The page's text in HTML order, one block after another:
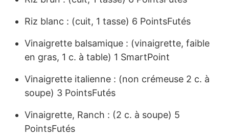
Riz blanc : (cuit, 1 tasse) 6 PointsFutés
Vinaigrette balsamique : (vinaigrette, faible
en gras, 1 c. à table) 1 SmartPoint
Vinaigrette italienne : (non crémeuse 2 c. à
soupe) 3 PointsFutés
Vinaigrette, Ranch : (2 c. à soupe) 5
PointsFutés